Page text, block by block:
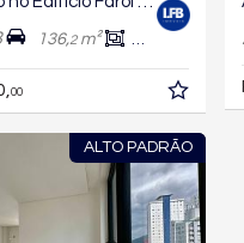
136,2m² 135,
00
ALTO PADRÃO